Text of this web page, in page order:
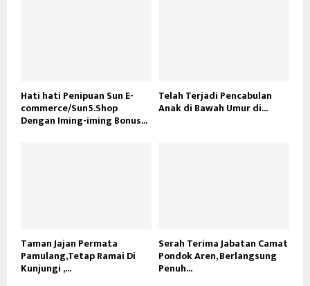
Hati hati Penipuan Sun E-
commerce/Sun5.Shop
Dengan Iming-iming Bonus...
Telah Terjadi Pencabulan
Anak di Bawah Umur di...
Taman Jajan Permata
Pamulang,Tetap Ramai Di
Kunjungi ,...
Serah Terima Jabatan Camat
Pondok Aren, Berlangsung
Penuh...